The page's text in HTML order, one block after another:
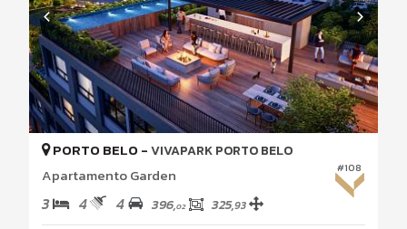
#108
PORTO BELO -VIVAPARK PORTO BELO
Apartamento Garden
3 4 4 396,02 325,93